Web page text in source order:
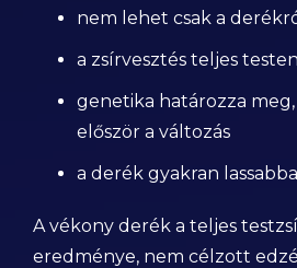
nem lehet csak a
a zsírvesztés teljes
genetika határozza
először a változás
a derék gyakran
A vékony derék a teljes
eredménye, nem célzott